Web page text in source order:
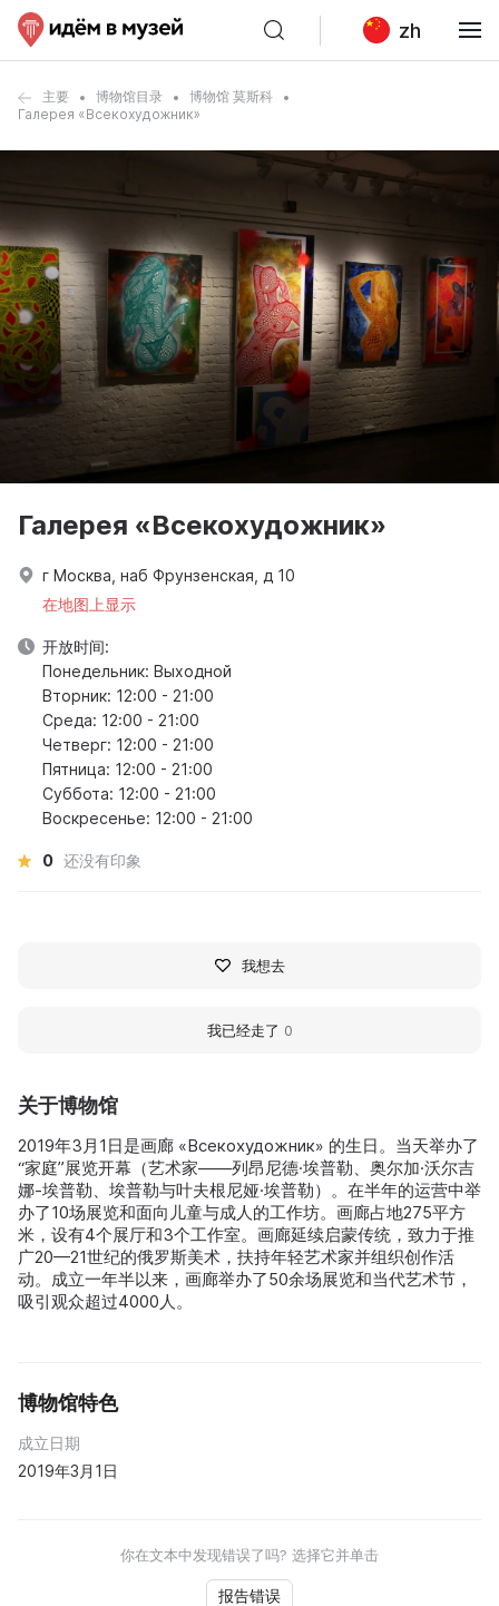
zh
主要 博物馆目录
博物馆 莫斯科
Галерея «Всекохудожник»
关于博物馆
2019年3月1日是画廊 «Всекохудожник» 的生日。当天举办了
“家庭”展览开幕（艺术家——列昂尼德·埃普勒、奥尔加·沃尔吉
娜-埃普勒、埃普勒与叶夫根尼娅·埃普勒）。在半年的运营中举
办了10场展览和面向儿童与成人的工作坊。画廊占地275平方
米，设有4个展厅和3个工作室。画廊延续启蒙传统，致力于推
广20—21世纪的俄罗斯美术，扶持年轻艺术家并组织创作活
动。成立一年半以来，画廊举办了50余场展览和当代艺术节，
吸引观众超过4000人。
博物馆特色
成立日期
2019年3月1日
你在文本中发现错误了吗? 选择它并单击
报告错误
Галерея «Всекохудожник»
г Москва, наб Фрунзенская, д 10
在地图上显示
开放时间:
Понедельник: Выходной
Вторник: 12:00 - 21:00
Среда: 12:00 - 21:00
Четверг: 12:00 - 21:00
Пятница: 12:00 - 21:00
Суббота: 12:00 - 21:00
Воскресенье: 12:00 - 21:00
0 还没有印象
我想去
我已经走了 0